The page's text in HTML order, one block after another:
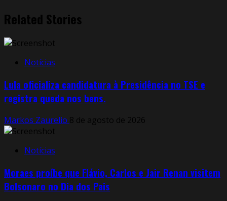
Related Stories
Notícias
Lula oficializa candidatura à Presidência no TSE e
registra queda nos bens.
Markos Zaurelio 8 de agosto de 2026
Notícias
Moraes proíbe que Flávio, Carlos e Jair Renan visitem
Bolsonaro no Dia dos Pais